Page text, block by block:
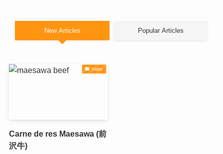
New Articles Popular Articles
Iwate
Carne de res Maesawa (前
沢牛)